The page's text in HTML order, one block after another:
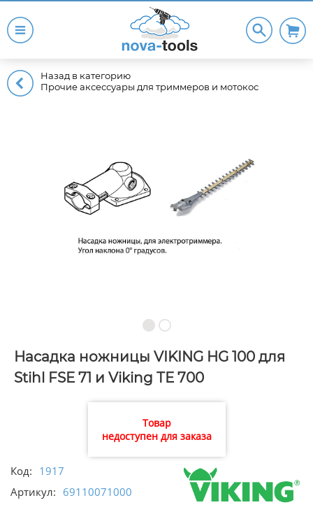
Назад в категорию
Прочие аксессуары для триммеров и мотокос
Насадка ножницы VIKING HG 100 для
Stihl FSE 71 и Viking ТЕ 700
Товар
недоступен для заказа
Код: 1917
Артикул: 69110071000